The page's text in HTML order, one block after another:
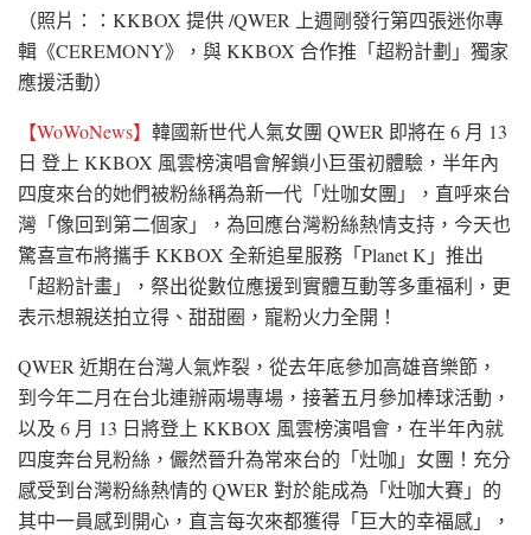
（照片：：KKBOX 提供 /QWER 上週剛發行第四張迷你專
輯《CEREMONY》，與 KKBOX 合作推「超粉計劃」獨家
應援活動）
【WoWoNews】 韓國新世代人氣女團 QWER 即將在 6 月 13
日 登上 KKBOX 風雲榜演唱會解鎖小巨蛋初體驗，半年內
四度來台的她們被粉絲稱為新一代「灶咖女團」，直呼來台
灣「像回到第二個家」，為回應台灣粉絲熱情支持，今天也
驚喜宣布將攜手 KKBOX 全新追星服務「Planet K」推出
「超粉計畫」，祭出從數位應援到實體互動等多重福利，更
表示想親送拍立得、甜甜圈，寵粉火力全開！
QWER 近期在台灣人氣炸裂，從去年底參加高雄音樂節，
到今年二月在台北連辦兩場專場，接著五月參加棒球活動，
以及 6 月 13 日將登上 KKBOX 風雲榜演唱會，在半年內就
四度奔台見粉絲，儼然晉升為常來台的「灶咖」女團！充分
感受到台灣粉絲熱情的 QWER 對於能成為「灶咖大賽」的
其中一員感到開心，直言每次來都獲得「巨大的幸福感」，